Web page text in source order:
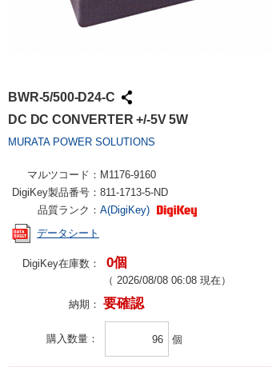
BWR-5/500-D24-C
DC DC CONVERTER +/-5V 5W
MURATA POWER SOLUTIONS
マルツコード： M1176-9160
DigiKey製品番号： 811-1713-5-ND
品質ランク： A(DigiKey)
データシート
DigiKey在庫数： 0個
（ 2026/08/08 06:08 現在）
納期： 要確認
購入数量 個